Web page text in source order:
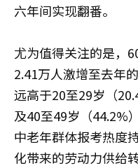
六年间实现翻番。
尤为值得关注的是，
2.41万人激增至去年
远高于20至29岁（
及40至49岁（44.2%
中老年群体报考热度
化带来的劳动力供给